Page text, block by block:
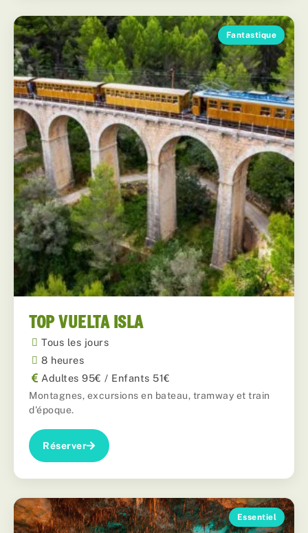
Fantastique
TOP VUELTA ISLA
Tous les jours
8 heures
Adultes 95€ / Enfants 51€
Montagnes, excursions en bateau, tramway et train
d'époque.
Réserver
Essentiel